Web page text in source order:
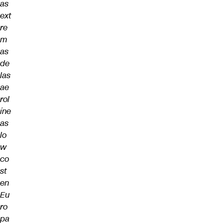
as
ext
re
m
as
de
las
ae
rol
íne
as
lo
w
co
st
en
Eu
ro
pa